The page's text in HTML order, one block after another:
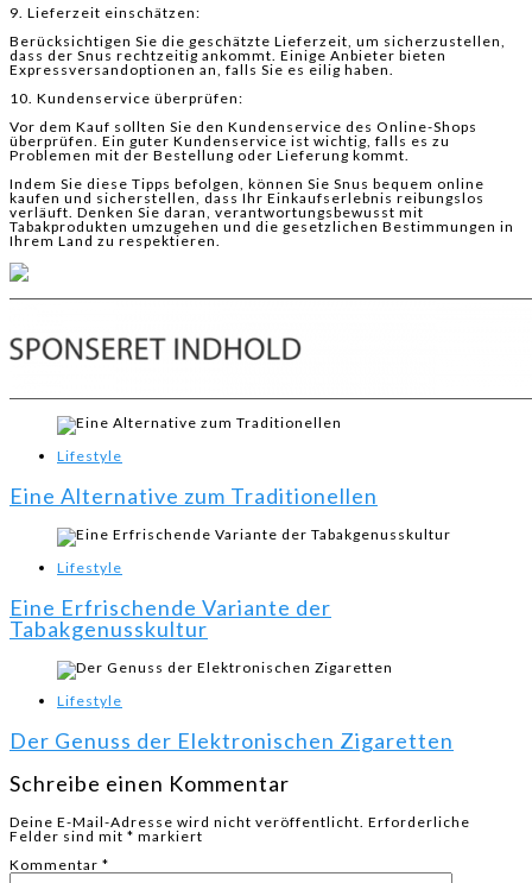
9. Lieferzeit einschätzen:
Berücksichtigen Sie die geschätzte Lieferzeit, um sicherzustellen,
dass der Snus rechtzeitig ankommt. Einige Anbieter bieten
Expressversandoptionen an, falls Sie es eilig haben.
10. Kundenservice überprüfen:
Vor dem Kauf sollten Sie den Kundenservice des Online-Shops
überprüfen. Ein guter Kundenservice ist wichtig, falls es zu
Problemen mit der Bestellung oder Lieferung kommt.
Indem Sie diese Tipps befolgen, können Sie Snus bequem online
kaufen und sicherstellen, dass Ihr Einkaufserlebnis reibungslos
verläuft. Denken Sie daran, verantwortungsbewusst mit
Tabakprodukten umzugehen und die gesetzlichen Bestimmungen in
Ihrem Land zu respektieren.
Lifestyle
Eine Alternative zum Traditionellen
Lifestyle
Eine Erfrischende Variante der
Tabakgenusskultur
Lifestyle
Der Genuss der Elektronischen Zigaretten
Schreibe einen Kommentar
Deine E-Mail-Adresse wird nicht veröffentlicht. Erforderliche
Felder sind mit * markiert
Kommentar *